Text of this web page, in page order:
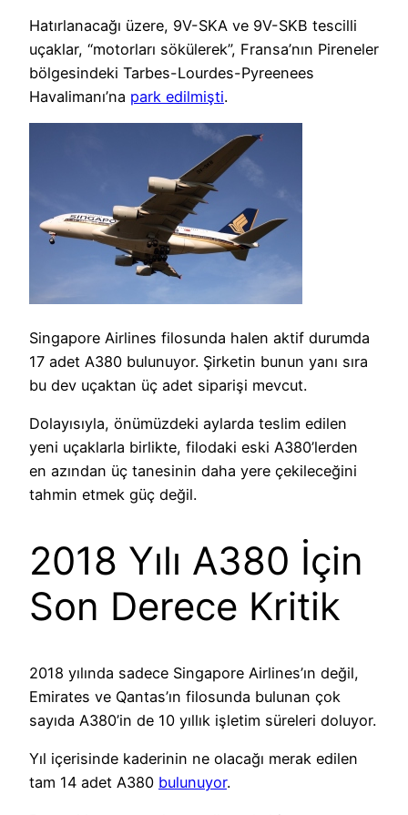
Hatırlanacağı üzere, 9V-SKA ve 9V-SKB tescilli
uçaklar, “motorları sökülerek”, Fransa’nın Pireneler
bölgesindeki Tarbes-Lourdes-Pyreenees
Havalimanı’na park edilmişti.
Singapore Airlines filosunda halen aktif durumda
17 adet A380 bulunuyor. Şirketin bunun yanı sıra
bu dev uçaktan üç adet siparişi mevcut.
Dolayısıyla, önümüzdeki aylarda teslim edilen
yeni uçaklarla birlikte, filodaki eski A380’lerden
en azından üç tanesinin daha yere çekileceğini
tahmin etmek güç değil.
2018 Yılı A380 İçin
Son Derece Kritik
2018 yılında sadece Singapore Airlines’ın değil,
Emirates ve Qantas’ın filosunda bulunan çok
sayıda A380’in de 10 yıllık işletim süreleri doluyor.
Yıl içerisinde kaderinin ne olacağı merak edilen
tam 14 adet A380 bulunuyor.